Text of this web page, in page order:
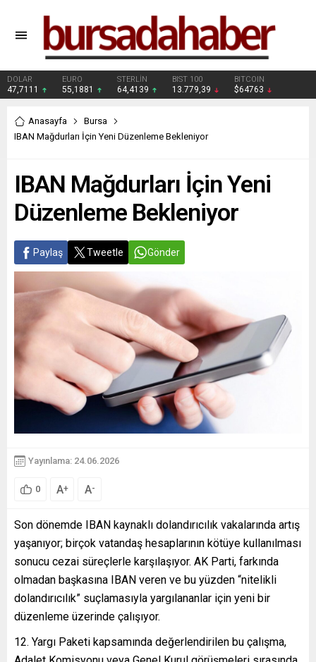
DOLAR
47,7111
EURO
55,1881
STERLİN
64,4139
BIST 100
13.779,39
BITCOIN
$64763
Anasayfa
Bursa
IBAN Mağdurları İçin Yeni Düzenleme Bekleniyor
IBAN Mağdurları İçin Yeni
Düzenleme Bekleniyor
Paylaş Tweetle Gönder
Yayınlama: 24.06.2026
0 A+ A-
Son dönemde IBAN kaynaklı dolandırıcılık vakalarında artış
yaşanıyor; birçok vatandaş hesaplarının kötüye kullanılması
sonucu cezai süreçlerle karşılaşıyor. AK Parti, farkında
olmadan başkasına IBAN veren ve bu yüzden “nitelikli
dolandırıcılık” suçlamasıyla yargılananlar için yeni bir
düzenleme üzerinde çalışıyor.
12. Yargı Paketi kapsamında değerlendirilen bu çalışma,